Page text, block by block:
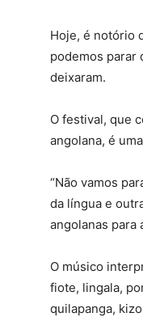
Hoje, é notório
podemos parar
deixaram.
O festival, que
angolana, é
“Não vamos
da língua e
angolanas para
O músico
fiote, lingala,
quilapanga,